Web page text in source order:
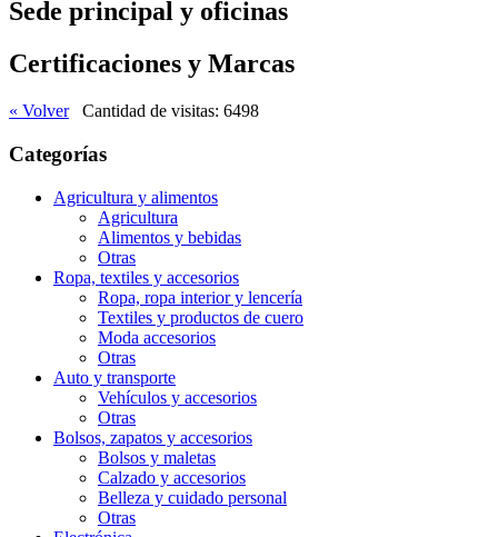
Sede principal y oficinas
Certificaciones y Marcas
« VolverCantidad de visitas: 6498
Categorías
Agricultura y alimentos
Agricultura
Alimentos y bebidas
Otras
Ropa, textiles y accesorios
Ropa, ropa interior y lencería
Textiles y productos de cuero
Moda accesorios
Otras
Auto y transporte
Vehí­culos y accesorios
Otras
Bolsos, zapatos y accesorios
Bolsos y maletas
Calzado y accesorios
Belleza y cuidado personal
Otras